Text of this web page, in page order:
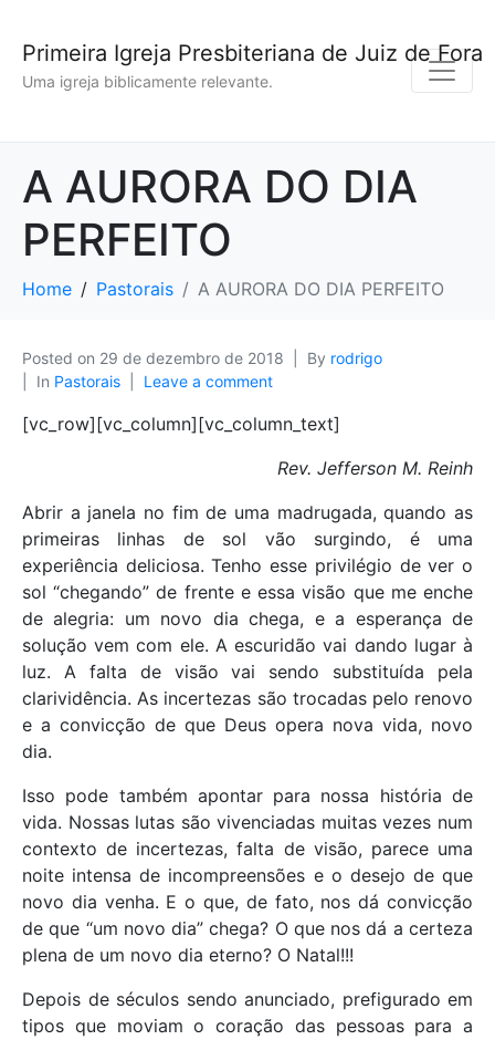
Primeira Igreja Presbiteriana de Juiz de Fora
Uma igreja biblicamente relevante.
A AURORA DO DIA
PERFEITO
Home Pastorais A AURORA DO DIA PERFEITO
Posted on 29 de dezembro de 2018 By rodrigo
In Pastorais Leave a comment
[vc_row][vc_column][vc_column_text]
Rev. Jefferson M. Reinh
Abrir a janela no fim de uma madrugada, quando as
primeiras linhas de sol vão surgindo, é uma
experiência deliciosa. Tenho esse privilégio de ver o
sol “chegando” de frente e essa visão que me enche
de alegria: um novo dia chega, e a esperança de
solução vem com ele. A escuridão vai dando lugar à
luz. A falta de visão vai sendo substituída pela
clarividência. As incertezas são trocadas pelo renovo
e a convicção de que Deus opera nova vida, novo
dia.
Isso pode também apontar para nossa história de
vida. Nossas lutas são vivenciadas muitas vezes num
contexto de incertezas, falta de visão, parece uma
noite intensa de incompreensões e o desejo de que
novo dia venha. E o que, de fato, nos dá convicção
de que “um novo dia” chega? O que nos dá a certeza
plena de um novo dia eterno? O Natal!!!
Depois de séculos sendo anunciado, prefigurado em
tipos que moviam o coração das pessoas para a